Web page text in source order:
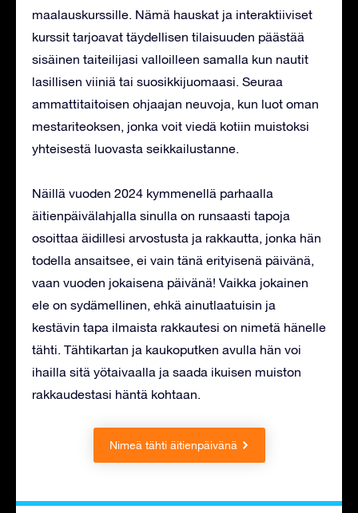
maalauskurssille. Nämä hauskat ja interaktiiviset
kurssit tarjoavat täydellisen tilaisuuden päästää
sisäinen taiteilijasi valloilleen samalla kun nautit
lasillisen viiniä tai suosikkijuomaasi. Seuraa
ammattitaitoisen ohjaajan neuvoja, kun luot oman
mestariteoksen, jonka voit viedä kotiin muistoksi
yhteisestä luovasta seikkailustanne.
Näillä vuoden 2024 kymmenellä parhaalla
äitienpäivälahjalla sinulla on runsaasti tapoja
osoittaa äidillesi arvostusta ja rakkautta, jonka hän
todella ansaitsee, ei vain tänä erityisenä päivänä,
vaan vuoden jokaisena päivänä! Vaikka jokainen
ele on sydämellinen, ehkä ainutlaatuisin ja
kestävin tapa ilmaista rakkautesi on nimetä hänelle
tähti. Tähtikartan ja kaukoputken avulla hän voi
ihailla sitä yötaivaalla ja saada ikuisen muiston
rakkaudestasi häntä kohtaan.
Nimeä tähti äitienpäivänä